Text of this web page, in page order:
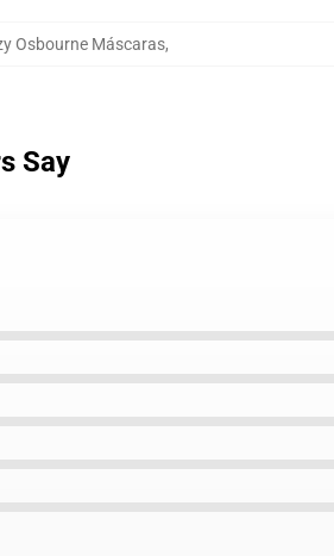
Osbourne Máscaras,
Say